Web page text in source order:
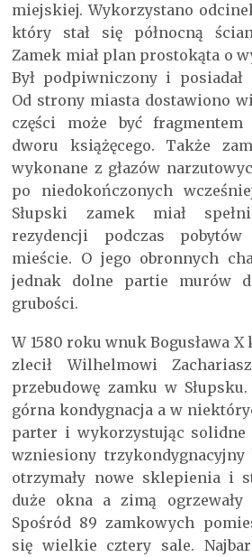
miejskiej. Wykorzystano
który stał się północną
Zamek miał plan prostokąta o
Był podpiwniczony i posiadał
Od strony miasta dostawiono
części może być fragmentem
dworu książęcego. Także
wykonane z głazów
po niedokończonych
Słupski zamek miał
rezydencji podczas
mieście. O jego obronnych
jednak dolne partie murów
grubości.
W 1580 roku wnuk Bogusława
zlecił Wilhelmowi
przebudowę zamku w Słupsku.
górna kondygnacja a w
parter i wykorzystując solidne
wzniesiony trzykondygnacyjny
otrzymały nowe sklepienia i
duże okna a zimą ogrzewały
Spośród 89 zamkowych
się wielkie cztery sale.